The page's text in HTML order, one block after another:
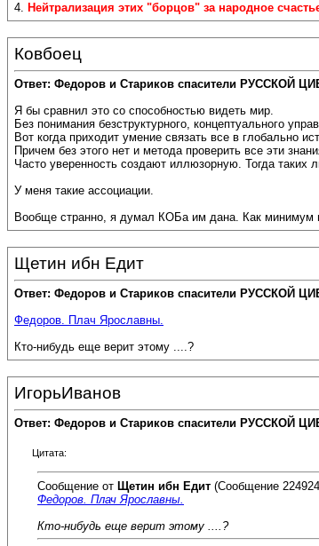
4. Нейтрализация этих "борцов" за народное
Ковбоец
Ответ: Федоров и Стариков спасители РУССКОЙ
Я бы сравнил это со способностью видеть мир.
Без понимания безструктурного, концептуального
Вот когда приходит умение связать все в глобально
Причем без этого нет и метода проверить все эти
Часто уверенность создают иллюзорную. Тогда
У меня такие ассоциации.
Вообще странно, я думал КОБа им дана. Как минимум
Щетин ибн Едит
Ответ: Федоров и Стариков спасители РУССКОЙ
Федоров. Плач Ярославны.
Кто-нибудь еще верит этому ....?
ИгорьИванов
Ответ: Федоров и Стариков спасители РУССКОЙ
Цитата:
Сообщение от Щетин ибн Едит (Сообщение
Федоров. Плач Ярославны.
Кто-нибудь еще верит этому ....?